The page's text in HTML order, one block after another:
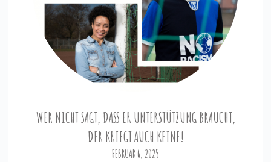
WER NICHT SAGT, DASS ER UNTERSTÜTZUNG BRAUCHT,
DER KRIEGT AUCH KEINE!
FEBRUAR 6, 2025